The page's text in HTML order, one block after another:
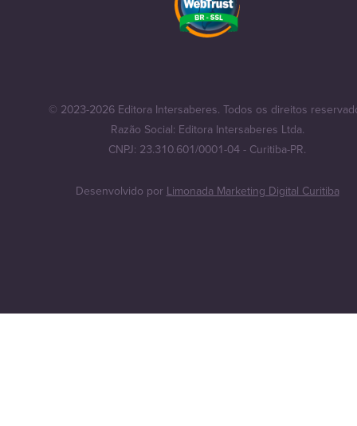
© 2023-2026 Editora Intersaberes. Todos os direitos
Razão Social: Editora Intersaberes Ltda.
CNPJ: 23.310.601/0001-04 - Curitiba-PR.
Desenvolvido por Limonada Marketing Digital Curitiba